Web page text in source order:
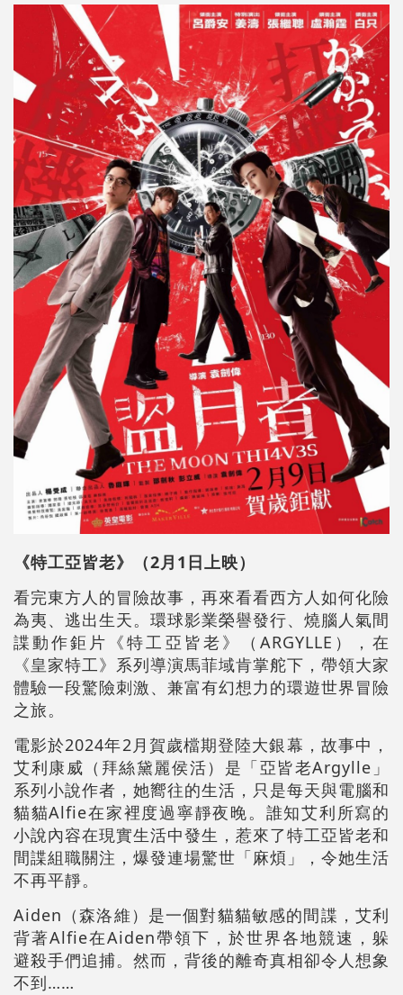
《特工亞皆老》（2月1日上映）
看完東方人的冒險故事，再來看看西方人如何化險
為夷、逃出生天。環球影業榮譽發行、燒腦人氣間
諜動作鉅片《特工亞皆老》（ARGYLLE），在
《皇家特工》系列導演馬菲域肯掌舵下，帶領大家
體驗一段驚險刺激、兼富有幻想力的環遊世界冒險
之旅。
電影於2024年2月賀歲檔期登陸大銀幕，故事中，
艾利康威（拜絲黛麗侯活）是「亞皆老Argylle」
系列小說作者，她嚮往的生活，只是每天與電腦和
貓貓Alfie在家裡度過寧靜夜晚。誰知艾利所寫的
小說內容在現實生活中發生，惹來了特工亞皆老和
間諜組職關注，爆發連場驚世「麻煩」，令她生活
不再平靜。
Aiden（森洛維）是一個對貓貓敏感的間諜，艾利
背著Alfie在Aiden帶領下，於世界各地競速，躲
避殺手們追捕。然而，背後的離奇真相卻令人想象
不到……